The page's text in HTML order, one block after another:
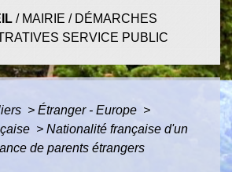
/ MAIRIE / DÉMARCHES
SERVICE PUBLIC
> Étranger - Europe >
> Nationalité française d'un
de parents étrangers